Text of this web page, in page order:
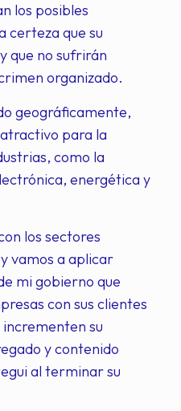
los posibles
certeza que su
que no sufrirán
organizado.
geográficamente,
para la
como la
energética y
los sectores
vamos a aplicar
mi gobierno que
con sus clientes
su
y contenido
al terminar su